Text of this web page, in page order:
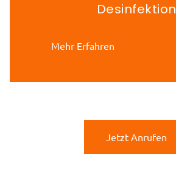
Desinfektion
Mehr Erfahren
Jetzt Anrufen